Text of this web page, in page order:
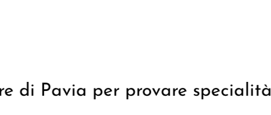
Pavia per provare specialità